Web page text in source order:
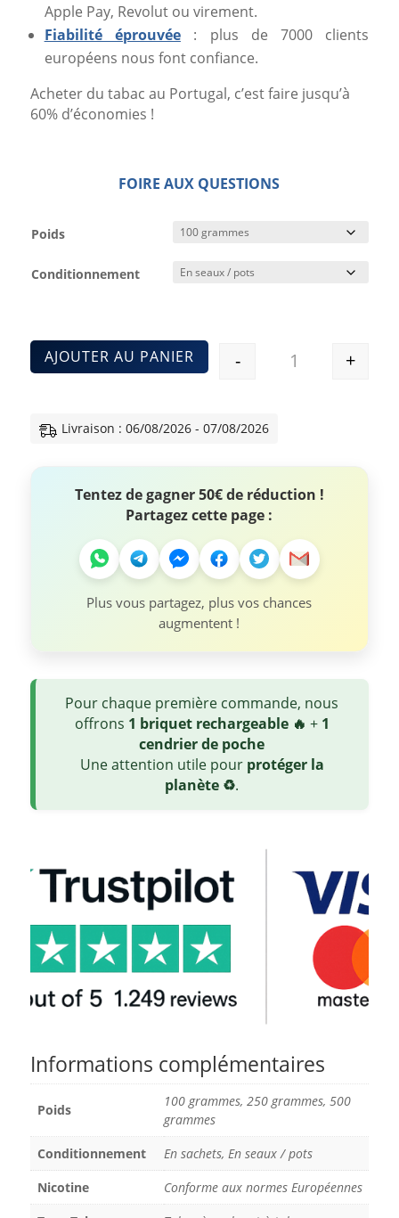
Apple Pay, Revolut ou virement.
Fiabilité éprouvée: plus de 7000 clients
européens nous font confiance.
Acheter du tabac au Portugal, c’est faire jusqu’à
60% d’économies !
FOIRE AUX QUESTIONS
Poids
Conditionnement
Quantité
- +
AJOUTER AU PANIER
Livraison : 06/08/2026 - 07/08/2026
Tentez de gagner 50€ de réduction !
Partagez cette page :
Plus vous partagez, plus vos chances
augmentent !
Pour chaque première commande, nous
offrons 1 briquet rechargeable 🔥 + 1
cendrier de poche
Une attention utile pour protéger la
planète ♻️.
Informations complémentaires
Poids
100 grammes, 250 grammes, 500
grammes
Conditionnement
En sachets, En seaux / pots
Nicotine
Conforme aux normes Européennes